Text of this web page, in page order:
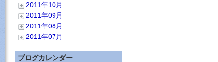
2011年10月
2011年09月
2011年08月
2011年07月
ブログカレンダー